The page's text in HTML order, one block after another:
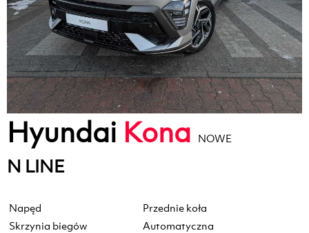
Hyundai Kona NOWE
N LINE
Napęd
Przednie koła
Skrzynia biegów
Automatyczna